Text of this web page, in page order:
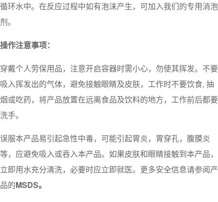
循环水中。在反应过程中如有泡沫产生，可加入我们的专用消泡
剂。
操作注意事项：
穿戴个人劳保用品，注意开启容器时需小心，勿使其挥发。不要
吸入挥发出的气体，避免接触眼睛及皮肤，工作时不要饮食, 抽
烟或吃药，将产品放置在远离食品及饮料的地方，工作前后都要
洗手。
误服本产品易引起急性中毒，可能引起胃炎，胃穿孔，腹膜炎
等，应避免吸入或吞入本产品。如果皮肤和眼睛接触到本产品，
立即用水充分清洗，必要时应立即就医。更多安全信息请参阅产
品的MSDS。